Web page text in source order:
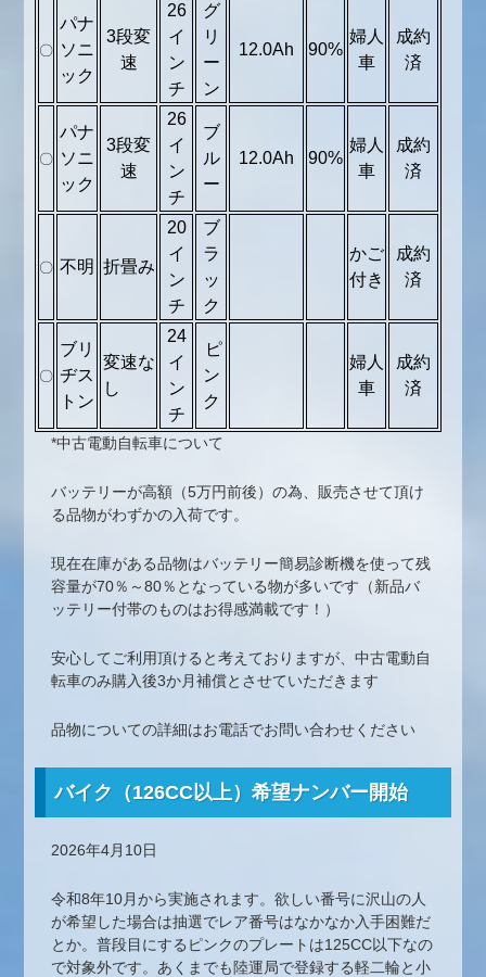
〇
パナ
ソニ
ック
3段変
速
26
イ
ン
チ
グ
リ
ー
ン
12.0Ah 90%
婦人
車
成約
済
〇
パナ
ソニ
ック
3段変
速
26
イ
ン
チ
ブ
ル
ー
12.0Ah 90%
婦人
車
成約
済
〇 不明 折畳み
20
イ
ン
チ
ブ
ラ
ッ
ク
かご
付き
成約
済
〇
ブリ
ヂス
トン
変速な
し
24
イ
ン
チ
ピ
ン
ク
婦人
車
成約
済
*中古電動自転車について
バッテリーが高額（5万円前後）の為、販売させて頂け
る品物がわずかの入荷です。
現在在庫がある品物はバッテリー簡易診断機を使って残
容量が70％～80％となっている物が多いです（新品バ
ッテリー付帯のものはお得感満載です！）
安心してご利用頂けると考えておりますが、中古電動自
転車のみ購入後3か月補償とさせていただきます
品物についての詳細はお電話でお問い合わせください
バイク（126CC以上）希望ナンバー開始
2026年4月10日
令和8年10月から実施されます。欲しい番号に沢山の人
が希望した場合は抽選でレア番号はなかなか入手困難だ
とか。普段目にするピンクのプレートは125CC以下なの
で対象外です。あくまでも陸運局で登録する軽二輪と小